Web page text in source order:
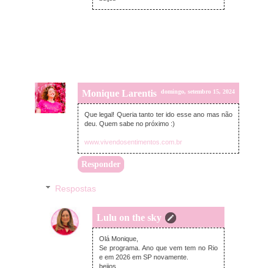
Monique Larentis domingo, setembro 15, 2024
Que legal! Queria tanto ter ido esse ano mas não
deu. Quem sabe no próximo :)
www.vivendosentimentos.com.br
Responder
Respostas
Lulu on the sky
domingo, setembro 22, 2024
Olá Monique,
Se programa. Ano que vem tem no Rio
e em 2026 em SP novamente.
beijos